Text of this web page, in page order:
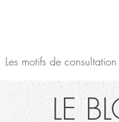
Les motifs de consultation
LE